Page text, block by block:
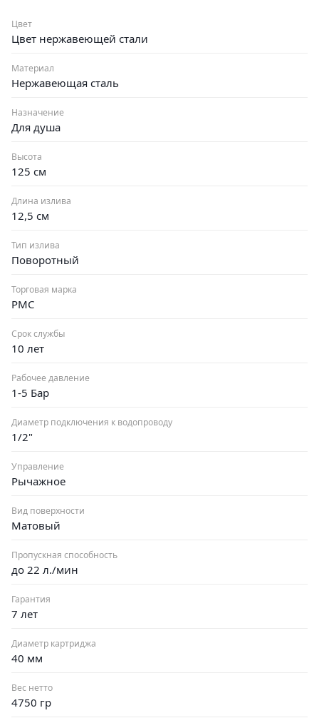
Цвет
Цвет нержавеющей стали
Материал
Нержавеющая сталь
Назначение
Для душа
Высота
125 см
Длина излива
12,5 см
Тип излива
Поворотный
Торговая марка
РМС
Срок службы
10 лет
Рабочее давление
1-5 Бар
Диаметр подключения к водопроводу
1/2"
Управление
Рычажное
Вид поверхности
Матовый
Пропускная способность
до 22 л./мин
Гарантия
7 лет
Диаметр картриджа
40 мм
Вес нетто
4750 гр